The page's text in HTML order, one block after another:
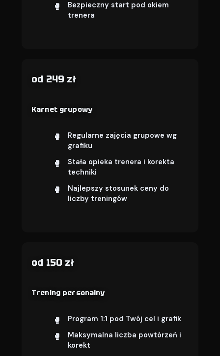
Bezpieczny start pod okiem
trenera
od 249 zł
Karnet grupowy
Regularne zajęcia grupowe wg
grafiku
Stała opieka trenera i korekta
techniki
Najlepszy stosunek ceny do
liczby treningów
od 150 zł
Trening personalny
Program 1:1 pod Twój cel i grafik
Maksymalna liczba powtórzeń i
korekt